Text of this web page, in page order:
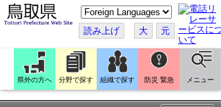
こ
の
ペ
ー
ジ
翻
訳
す
る
読み上げ 大 元
県外の方へ 分野で探す 組織で探す 防災 緊急 メニュー